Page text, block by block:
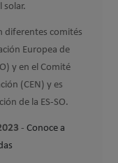
solar.
diferentes comités
Europea de
y en el Comité
(CEN) y es
de la ES-SO.
- Conoce a